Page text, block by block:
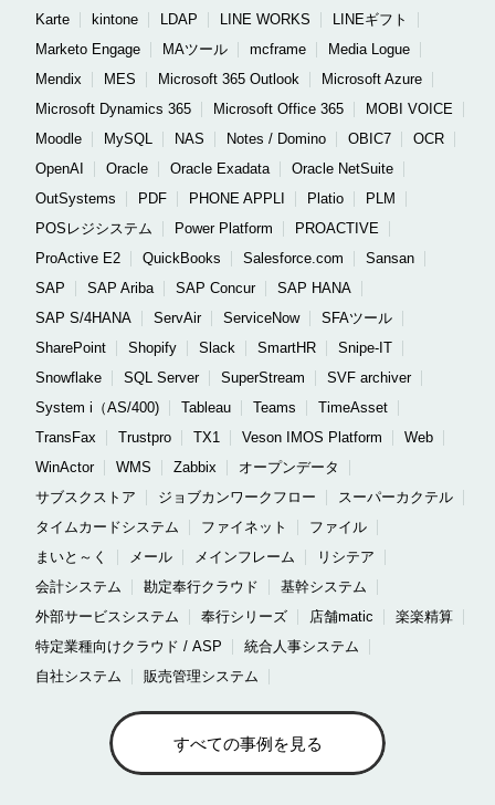
Karte
kintone LDAP LINE WORKS
LINEギフト
Marketo Engage
MAツール mcframe
Media Logue
Mendix
MES Microsoft 365 Outlook
Microsoft Azure
Microsoft Dynamics 365
Microsoft Office 365
MOBI VOICE
Moodle
MySQL NAS Notes / Domino OBIC7
OCR
OpenAI
Oracle Oracle Exadata
Oracle NetSuite
OutSystems
PDF PHONE APPLI Platio
PLM
POSレジシステム
Power Platform
PROACTIVE
ProActive E2
QuickBooks Salesforce.com
Sansan
SAP
SAP Ariba SAP Concur
SAP HANA
SAP S/4HANA
ServAir ServiceNow
SFAツール
SharePoint
Shopify Slack SmartHR
Snipe-IT
Snowflake
SQL Server SuperStream
SVF archiver
System i（AS/400)
Tableau Teams
TimeAsset
TransFax
Trustpro TX1 Veson IMOS Platform
Web
WinActor
WMS Zabbix
オープンデータ
サブスクストア
ジョブカンワークフロー
スーパーカクテル
タイムカードシステム
ファイネット
ファイル
まいと～く
メール メインフレーム
リシテア
会計システム
勘定奉行クラウド
基幹システム
外部サービスシステム
奉行シリーズ 店舗matic
楽楽精算
特定業種向けクラウド / ASP
統合人事システム
自社システム
販売管理システム
すべての事例を見る